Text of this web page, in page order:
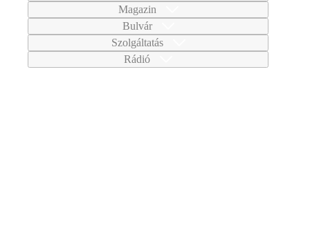
Magazin
Bulvár
Szolgáltatás
Rádió